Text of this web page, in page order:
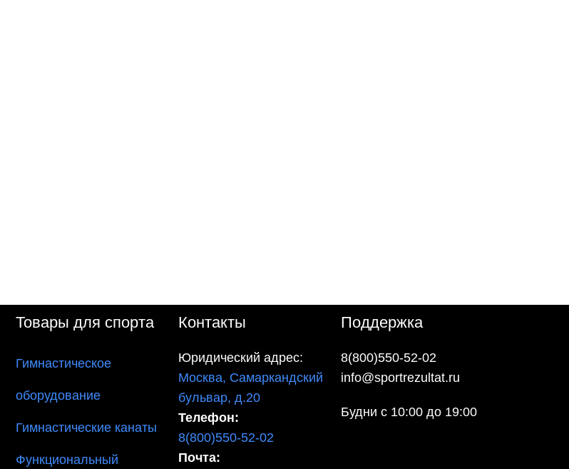
Товары для спорта
Гимнастическое
оборудование
Гимнастические канаты
Функциональный
Контакты
Юридический адрес:
Москва, Самаркандский
бульвар, д.20
Телефон:
8(800)550-52-02
Почта:
Поддержка
8(800)550-52-02
info@sportrezultat.ru
Будни с 10:00 до 19:00